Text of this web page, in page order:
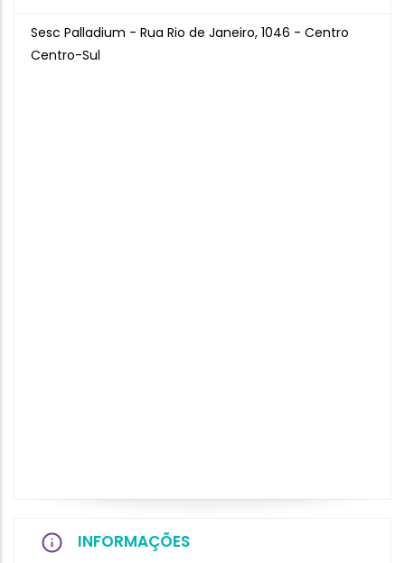
Sesc Palladium - Rua Rio de Janeiro, 1046 - Centro
Centro-Sul
INFORMAÇÕES